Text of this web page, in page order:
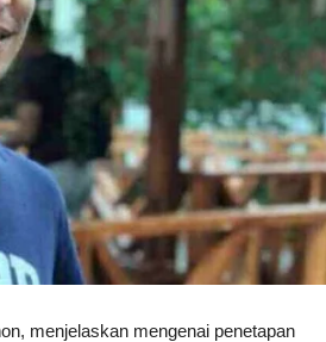
menjelaskan mengenai penetapan